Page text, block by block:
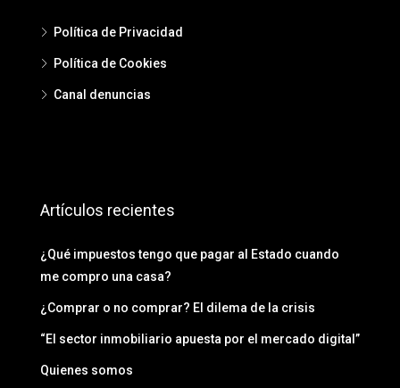
Política de Privacidad
Política de Cookies
Canal denuncias
Artículos recientes
¿Qué impuestos tengo que pagar al Estado cuando
me compro una casa?
¿Comprar o no comprar? El dilema de la crisis
“El sector inmobiliario apuesta por el mercado digital”
Quienes somos